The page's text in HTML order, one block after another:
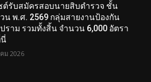
ต์รับสมัครสอบนายสิบตำรวจ ชั้น
น พ.ศ. 2569 กลุ่มสายงานป้องกัน
ราม รวมทั้งสิ้น จำนวน 6,000 อัตรา
ม 2026